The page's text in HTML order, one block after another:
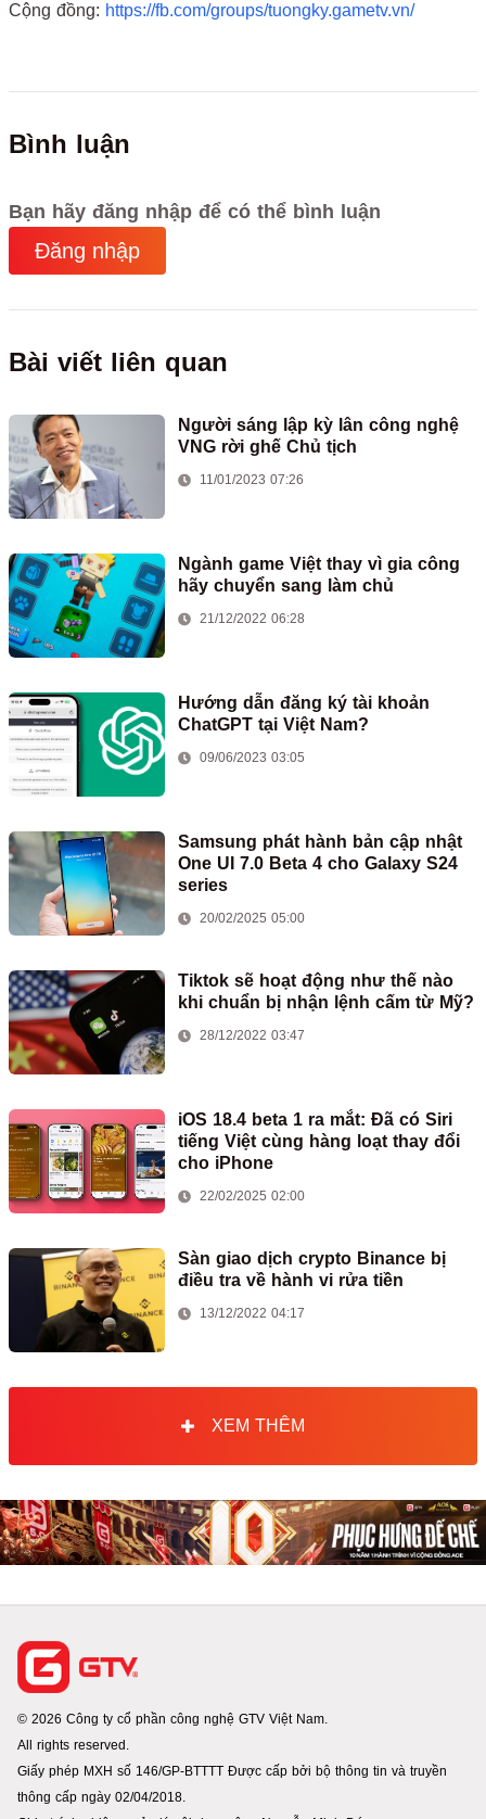
Cộng đồng: https://fb.com/groups/tuongky.gametv.vn/
Bình luận
Bạn hãy đăng nhập để có thể bình luận
Đăng nhập
Bài viết liên quan
Người sáng lập kỳ lân công nghệ
VNG rời ghế Chủ tịch
11/01/2023 07:26
Ngành game Việt thay vì gia công
hãy chuyển sang làm chủ
21/12/2022 06:28
Hướng dẫn đăng ký tài khoản
ChatGPT tại Việt Nam?
09/06/2023 03:05
Samsung phát hành bản cập nhật
One UI 7.0 Beta 4 cho Galaxy S24
series
20/02/2025 05:00
Tiktok sẽ hoạt động như thế nào
khi chuẩn bị nhận lệnh cấm từ Mỹ?
28/12/2022 03:47
iOS 18.4 beta 1 ra mắt: Đã có Siri
tiếng Việt cùng hàng loạt thay đổi
cho iPhone
22/02/2025 02:00
Sàn giao dịch crypto Binance bị
điều tra về hành vi rửa tiền
13/12/2022 04:17
XEM THÊM
© 2026 Công ty cổ phần công nghệ GTV Việt Nam.
All rights reserved.
Giấy phép MXH số 146/GP-BTTTT Được cấp bởi bộ thông tin và truyền
thông cấp ngày 02/04/2018.